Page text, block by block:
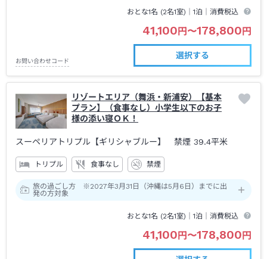
おとな1名 (2名1室)｜1泊 ｜消費税込
41,100円〜178,800円
お問い合わせコード
選択する
リゾートエリア（舞浜・新浦安）【基本
プラン】（食事なし）小学生以下のお子
様の添い寝ＯＫ！
スーペリアトリプル【ギリシャブルー】 禁煙 39.4平米
トリプル 食事なし 禁煙
旅の過ごし方 ※2027年3月31日（沖縄は5月6日）までに出
発の方対象
おとな1名 (2名1室)｜1泊 ｜消費税込
41,100円〜178,800円